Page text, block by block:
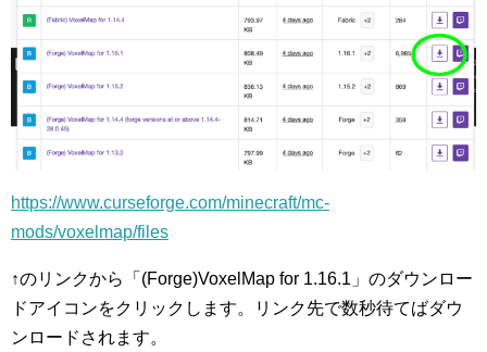
https://www.curseforge.com/minecraft/mc-
mods/voxelmap/files
↑のリンクから「(Forge)VoxelMap for 1.16.1」のダウンロー
ドアイコンをクリックします。リンク先で数秒待てばダウ
ンロードされます。